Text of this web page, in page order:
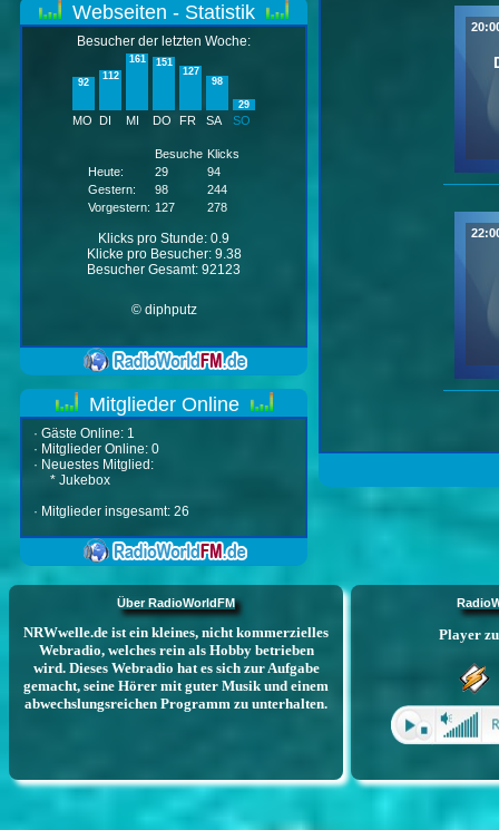
Webseiten - Statistik
Besucher der letzten Woche:
92
112
161
151
127
98
29
MO DI MI DO FR SA SO
Besuche Klicks
Heute:
29
94
Gestern:
98
244
Vorgestern: 127 278
Klicks pro Stunde: 0.9
Klicke pro Besucher: 9.38
Besucher Gesamt: 92123
© diphputz
Mitglieder Online
· Gäste Online: 1
· Mitglieder Online: 0
· Neuestes Mitglied:
* Jukebox
· Mitglieder insgesamt: 26
Über RadioWorldFM
NRWwelle.de ist ein kleines, nicht kommerzielles
Webradio, welches rein als Hobby betrieben
wird. Dieses Webradio hat es sich zur Aufgabe
gemacht, seine Hörer mit guter Musik und einem
abwechslungsreichen Programm zu unterhalten.